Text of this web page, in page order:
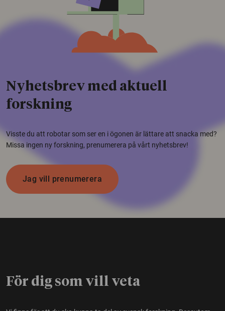
Nyhetsbrev med aktuell
forskning
Visste du att robotar som ser en i ögonen är lättare att snacka med?
Missa ingen ny forskning, prenumerera på vårt nyhetsbrev!
Jag vill prenumerera
För dig som vill veta